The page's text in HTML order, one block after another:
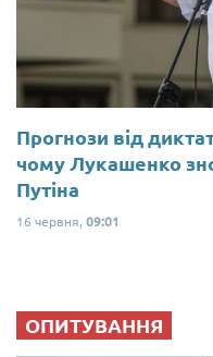
Прогнози від
чому Лукашенко
Путіна
16 червня, 09:01
ОПИТУВАННЯ